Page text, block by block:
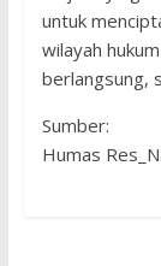
untuk
wilayah
berlangsung,
Sumber:
‎Humas